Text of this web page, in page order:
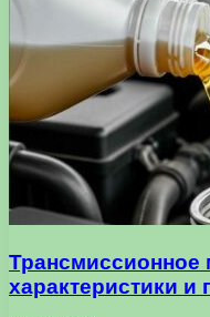
Трансмиссионное
характеристики и